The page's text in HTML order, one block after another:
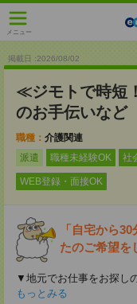
メニュー
掲載日 :2026/08/02
≪ジモトで時短
のお手伝いなど
職種： 介護関連
派遣
職種未経験OK 社
WEB登録・面接OK
「自宅から
たのご希望を
▼地元でお仕事をお探し
もっとみる